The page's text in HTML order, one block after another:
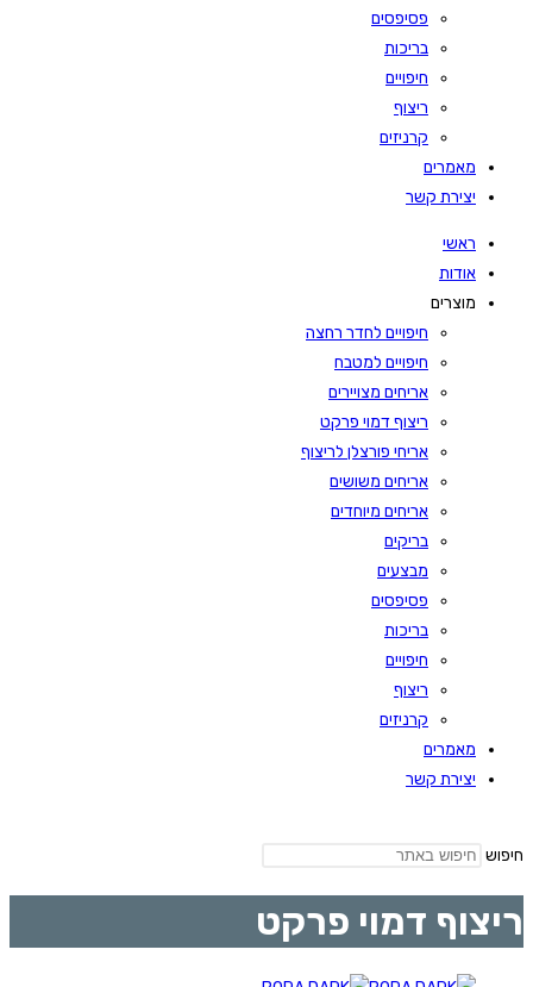
פסיפסים
בריכות
חיפויים
ריצוף
קרניזים
מאמרים
יצירת קשר
ראשי
אודות
מוצרים
חיפויים לחדר רחצה
חיפויים למטבח
אריחים מצויירים
ריצוף דמוי פרקט
אריחי פורצלן לריצוף
אריחים משושים
אריחים מיוחדים
בריקים
מבצעים
פסיפסים
בריכות
חיפויים
ריצוף
קרניזים
מאמרים
יצירת קשר
חיפוש
ריצוף דמוי פרקט